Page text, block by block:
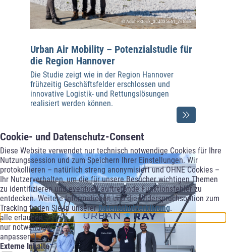
Cookie- und Datenschutz-Consent
Diese Website verwendet nur technisch notwendige Cookies für Ihre
Nutzungssession und zum Speichern Ihrer Einstellungen. Wir
protokollieren – natürlich streng anonymisiert und OHNE Cookies –
Ihr Nutzerverhalten, um die für unsere Besucher wichtigen Themen
zu identifizieren und eventuell auftretende Funktionsfehler zu
entdecken. Weitere Informationen und die Widerspruchsoption zum
Tracking finden Sie in unsererDatenschutzerklärung.
alle erlauben
nur notwendige
anpassen
Externe Inhalte
© AdobeStock_304035661_Zstock
Urban Air Mobility – Potenzialstudie für
die Region Hannover
Die Studie zeigt wie in der Region Hannover
frühzeitig Geschäftsfelder erschlossen und
innovative Logistik- und Rettungslösungen
realisiert werden können.